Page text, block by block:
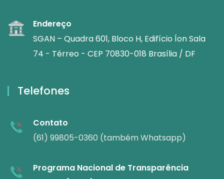
Endereço
SGAN – Quadra 601, Bloco H, Edifício Íon Sala
74 - Térreo - CEP 70830-018 Brasília / DF
Telefones
Contato
(61) 99805-0360 (também Whatsapp)
Programa Nacional de Transparência